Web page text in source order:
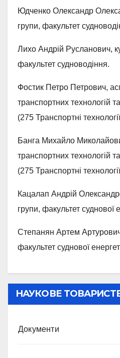
Юдченко Олександр
групи, факультет
Лихо Андрій Русланович,
факультет судноводіння.
Фостик Петро Петрович,
транспортних технологій
(275 Транспортні
Банга Михайло
транспортних технологій
(275 Транспортні
Кацалап Андрій
групи, факультет суднової
Степанян Артем
факультет суднової
НАУКОВЕ
Документи